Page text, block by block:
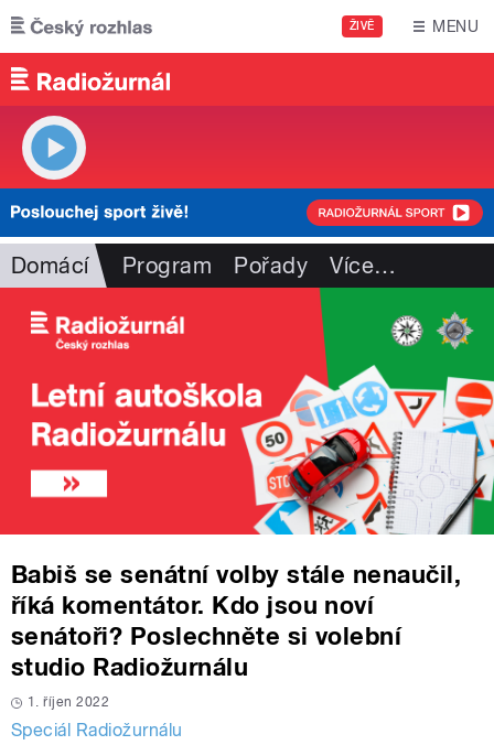
Přejít k hlavnímu obsahu
ŽIVĚ MENU
Domácí Program Pořady Více…
Babiš se senátní volby stále nenaučil,
říká komentátor. Kdo jsou noví
senátoři? Poslechněte si volební
studio Radiožurnálu
1. říjen 2022
Speciál Radiožurnálu